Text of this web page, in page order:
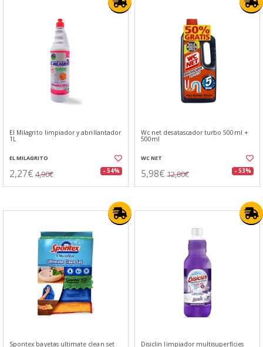
El Milagrito limpiador y abrillantador
1L
EL MILAGRITO
2,27€ 4,90€ - 54%
Wc net desatascador turbo 500ml +
500ml
WC NET
5,98€ 12,80€ - 53%
Spontex bayetas ultimate clean set Disiclin limpiador multisuperfícies